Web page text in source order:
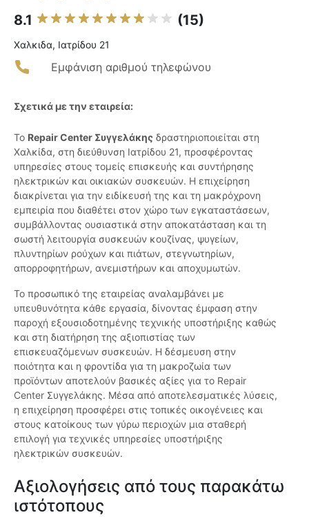
8.1 (15)
Χαλκιδα, Ιατρίδου 21
Εμφάνιση αριθμού τηλεφώνου
Σχετικά με την εταιρεία:
Το Repair Center Συγγελάκης δραστηριοποιείται στη
Χαλκίδα, στη διεύθυνση Ιατρίδου 21, προσφέροντας
υπηρεσίες στους τομείς επισκευής και συντήρησης
ηλεκτρικών και οικιακών συσκευών. Η επιχείρηση
διακρίνεται για την ειδίκευσή της και τη μακρόχρονη
εμπειρία που διαθέτει στον χώρο των εγκαταστάσεων,
συμβάλλοντας ουσιαστικά στην αποκατάσταση και τη
σωστή λειτουργία συσκευών κουζίνας, ψυγείων,
πλυντηρίων ρούχων και πιάτων, στεγνωτηρίων,
απορροφητήρων, ανεμιστήρων και αποχυμωτών.
Το προσωπικό της εταιρείας αναλαμβάνει με
υπευθυνότητα κάθε εργασία, δίνοντας έμφαση στην
παροχή εξουσιοδοτημένης τεχνικής υποστήριξης καθώς
και στη διατήρηση της αξιοπιστίας των
επισκευαζόμενων συσκευών. Η δέσμευση στην
ποιότητα και η φροντίδα για τη μακροζωία των
προϊόντων αποτελούν βασικές αξίες για το Repair
Center Συγγελάκης. Μέσα από αποτελεσματικές λύσεις,
η επιχείρηση προσφέρει στις τοπικές οικογένειες και
στους κατοίκους των γύρω περιοχών μια σταθερή
επιλογή για τεχνικές υπηρεσίες υποστήριξης
ηλεκτρικών συσκευών.
Αξιολογήσεις από τους παρακάτω
ιστότοπους